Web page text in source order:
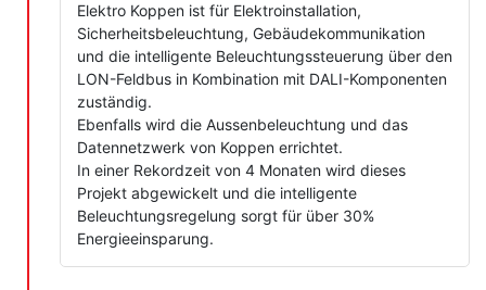
Elektro Koppen ist für Elektroinstallation,
Sicherheitsbeleuchtung, Gebäudekommunikation
und die intelligente Beleuchtungssteuerung über den
LON-Feldbus in Kombination mit DALI-Komponenten
zuständig.
Ebenfalls wird die Aussenbeleuchtung und das
Datennetzwerk von Koppen errichtet.
In einer Rekordzeit von 4 Monaten wird dieses
Projekt abgewickelt und die intelligente
Beleuchtungsregelung sorgt für über 30%
Energieeinsparung.